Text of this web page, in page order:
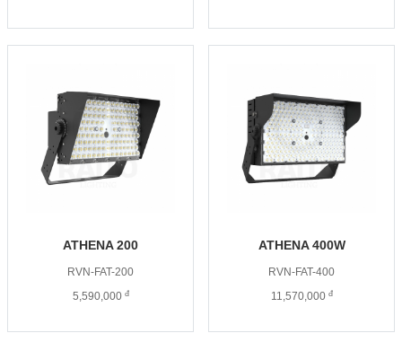
ATHENA 200
RVN-FAT-200
5,590,000 đ
ATHENA 400W
RVN-FAT-400
11,570,000 đ